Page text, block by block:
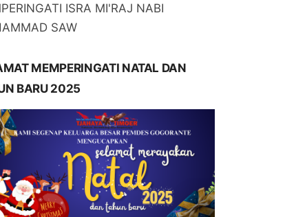
ISRA MI'RAJ NABI
SAW
MEMPERINGATI NATAL DAN
BARU 2025